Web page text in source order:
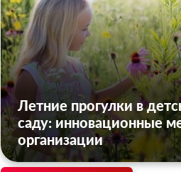
Летние прогулки в
саду: инновационные
организации